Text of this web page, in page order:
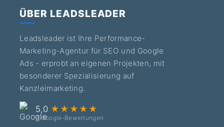
ÜBER LEADSLEADER
Leadsleader ist Ihre Performance-
Marketing-Agentur für SEO und Google
Ads - erprobt an eigenen Projekten, mit
besonderer Spezialisierung auf
Kanzleimarketing.
5,0 ★★★★★
7 Google-Bewertungen